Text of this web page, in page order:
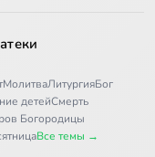
МолитваЛитургияБог
детейСмерть
Богородицы
Все темы →